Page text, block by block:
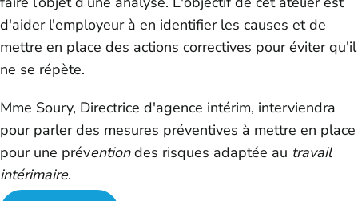
d'aider l'employeur à en identifier les causes et de
mettre en place des actions correctives pour éviter qu'il
ne se répète.
Mme Soury, Directrice d'agence intérim, interviendra
pour parler des mesures préventives à mettre en place
pour une préventiondes risques adaptée au travail
intérimaire.